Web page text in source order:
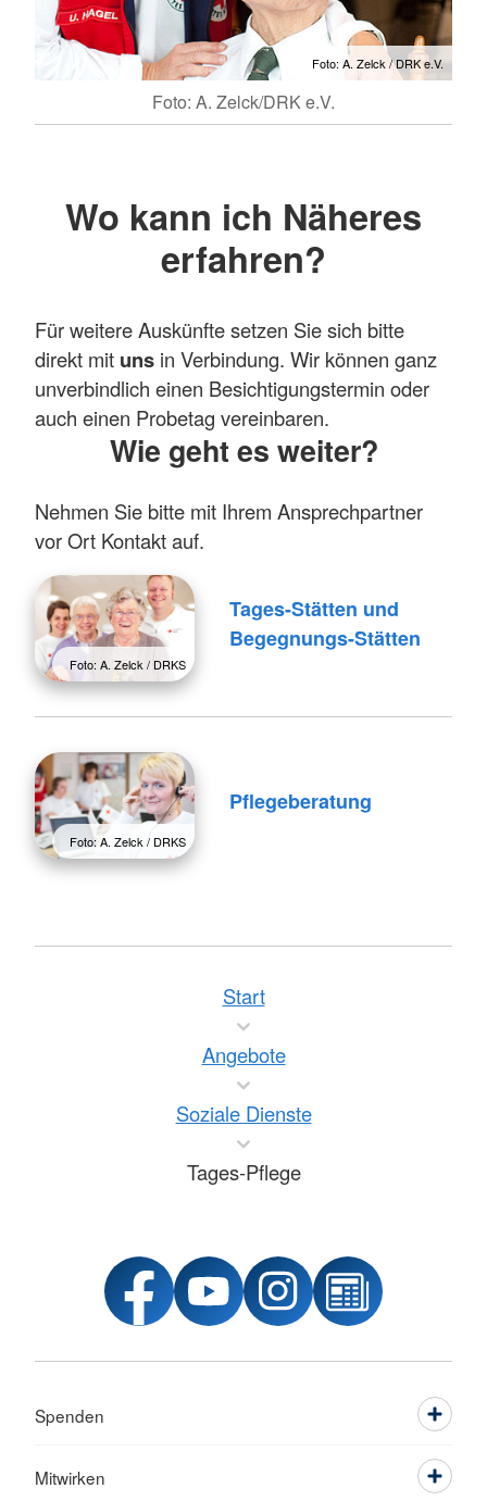
Foto: A. Zelck / DRK e.V.
Foto: A. Zelck/DRK e.V.
Wo kann ich Näheres
erfahren?
Für weitere Auskünfte setzen Sie sich bitte
direkt mit uns in Verbindung. Wir können ganz
unverbindlich einen Besichtigungstermin oder
auch einen Probetag vereinbaren.
Wie geht es weiter?
Nehmen Sie bitte mit Ihrem Ansprechpartner
vor Ort Kontakt auf.
Foto: A. Zelck / DRKS
Tages-Stätten und
Begegnungs-Stätten
Foto: A. Zelck / DRKS
Pflegeberatung
Start
Angebote
Soziale Dienste
Tages-Pflege
Spenden
Mitwirken